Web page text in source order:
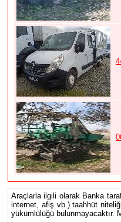
Araçlarla ilgili olarak Banka
internet, afiş vb.) taahhüt
yükümlülüğü bulunmayacaktır.